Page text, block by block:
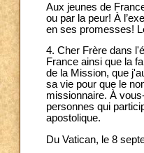
Aux jeunes de
ou par la peur! À
en ses promesses!
4. Cher Frère dans
France ainsi que la
de la Mission, que
sa vie pour que le
missionnaire. À
personnes qui
apostolique.
Du Vatican, le 8